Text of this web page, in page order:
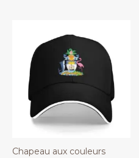
Chapeau aux couleurs